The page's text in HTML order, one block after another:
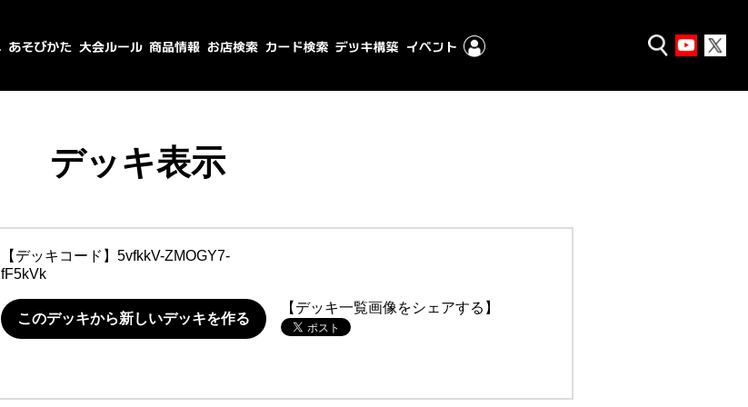
デッキ表示
【デッキコード】 5vfkkV-ZMOGY7-
fF5kVk
このデッキから新しいデッキを作る
【デッキ一覧画像をシェアする】